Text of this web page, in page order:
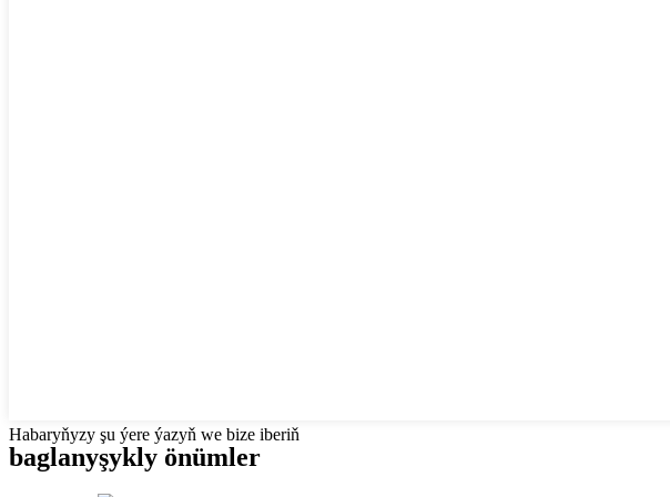
Habaryňyzy şu ýere ýazyň we bize iberiň
baglanyşykly önümler